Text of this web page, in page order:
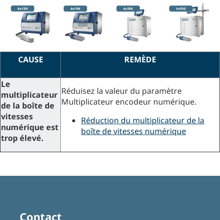
CAUSE REMÈDE
Le
multiplicateur
de la boîte de
vitesses
numérique est
trop élevé.
Réduisez la valeur du paramètre
Multiplicateur encodeur numérique.
Réduction du multiplicateur de la
boîte de vitesses numérique
Contact